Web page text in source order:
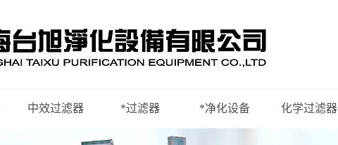
中效过滤器 *过滤器 *净化设备 化学过滤器